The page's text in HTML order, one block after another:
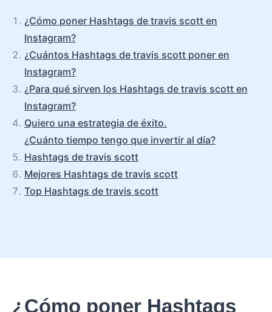
¿Cómo poner Hashtags de travis scott en
Instagram?
¿Cuántos Hashtags de travis scott poner en
Instagram?
¿Para qué sirven los Hashtags de travis scott en
Instagram?
Quiero una estrategia de éxito.
¿Cuánto tiempo tengo que invertir al día?
Hashtags de travis scott
Mejores Hashtags de travis scott
Top Hashtags de travis scott
¿Cómo poner Hashtags